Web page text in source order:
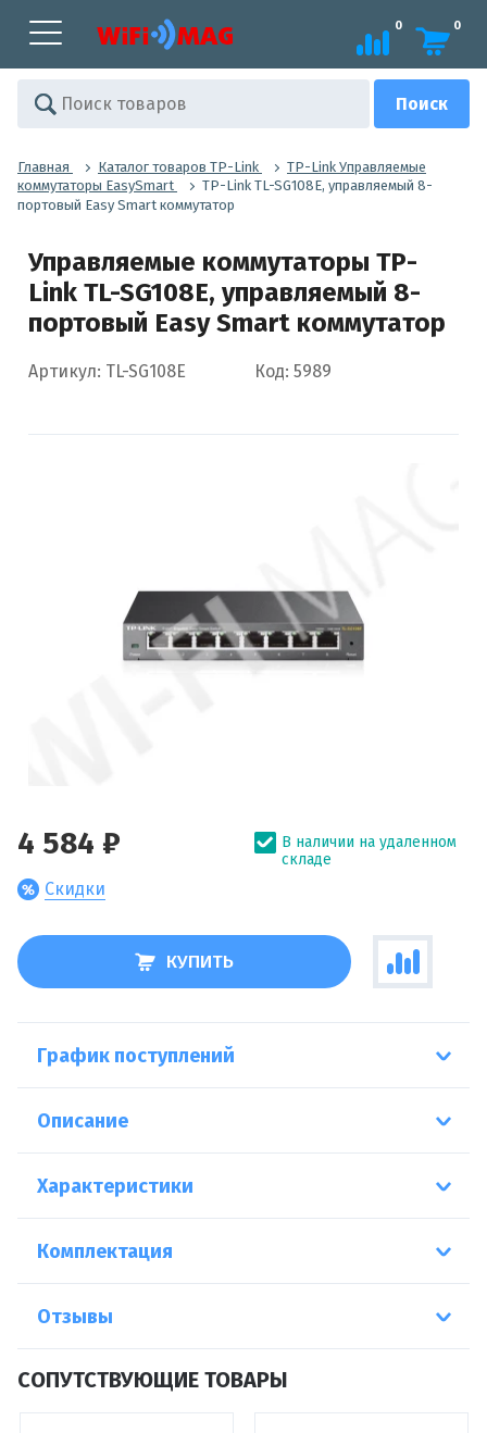
0 0
Главная Каталог товаров TP-Link
TP-Link Управляемые
коммутаторы EasySmart
TP-Link TL-SG108E, управляемый 8-
портовый Easy Smart коммутатор
Управляемые коммутаторы TP-
Link TL-SG108E, управляемый 8-
портовый Easy Smart коммутатор
Артикул: TL-SG108E Код: 5989
4 584 ₽
Скидки
В наличии на удаленном
складе
КУПИТЬ
График поступлений
Описание
Характеристики
Комплектация
Отзывы
СОПУТСТВУЮЩИЕ ТОВАРЫ